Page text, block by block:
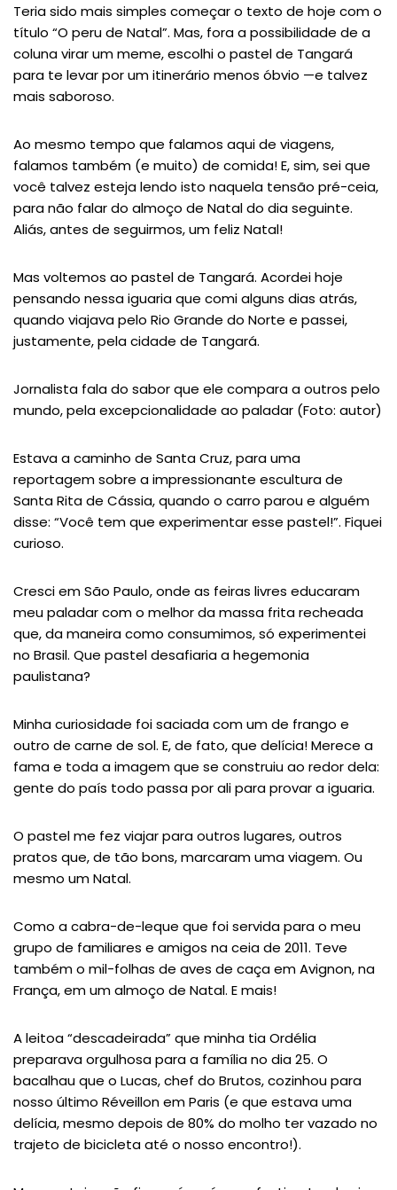
Teria sido mais simples começar o texto de hoje com o
título “O peru de Natal”. Mas, fora a possibilidade de a
coluna virar um meme, escolhi o pastel de Tangará
para te levar por um itinerário menos óbvio —e talvez
mais saboroso.
Ao mesmo tempo que falamos aqui de viagens,
falamos também (e muito) de comida! E, sim, sei que
você talvez esteja lendo isto naquela tensão pré-ceia,
para não falar do almoço de Natal do dia seguinte.
Aliás, antes de seguirmos, um feliz Natal!
Mas voltemos ao pastel de Tangará. Acordei hoje
pensando nessa iguaria que comi alguns dias atrás,
quando viajava pelo Rio Grande do Norte e passei,
justamente, pela cidade de Tangará.
Jornalista fala do sabor que ele compara a outros pelo
mundo, pela excepcionalidade ao paladar (Foto: autor)
Estava a caminho de Santa Cruz, para uma
reportagem sobre a impressionante escultura de
Santa Rita de Cássia, quando o carro parou e alguém
disse: “Você tem que experimentar esse pastel!”. Fiquei
curioso.
Cresci em São Paulo, onde as feiras livres educaram
meu paladar com o melhor da massa frita recheada
que, da maneira como consumimos, só experimentei
no Brasil. Que pastel desafiaria a hegemonia
paulistana?
Minha curiosidade foi saciada com um de frango e
outro de carne de sol. E, de fato, que delícia! Merece a
fama e toda a imagem que se construiu ao redor dela:
gente do país todo passa por ali para provar a iguaria.
O pastel me fez viajar para outros lugares, outros
pratos que, de tão bons, marcaram uma viagem. Ou
mesmo um Natal.
Como a cabra-de-leque que foi servida para o meu
grupo de familiares e amigos na ceia de 2011. Teve
também o mil-folhas de aves de caça em Avignon, na
França, em um almoço de Natal. E mais!
A leitoa “descadeirada” que minha tia Ordélia
preparava orgulhosa para a família no dia 25. O
bacalhau que o Lucas, chef do Brutos, cozinhou para
nosso último Réveillon em Paris (e que estava uma
delícia, mesmo depois de 80% do molho ter vazado no
trajeto de bicicleta até o nosso encontro!).